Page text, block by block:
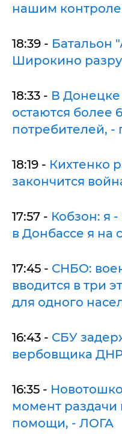
нашим
18:39 - Батальон
Широкино
18:33 - В Донецке
остаются более
потребителей, -
18:19 - Кихтенко
закончится
17:57 - Кобзон: я
в Донбассе я на
17:45 - СНБО:
вводится в три
для одного
16:43 - СБУ
вербовщика
16:35 -
момент раздачи
помощи, - ЛОГА